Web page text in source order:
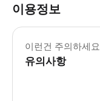
이용정보
이런건 주의하세요
유의사항